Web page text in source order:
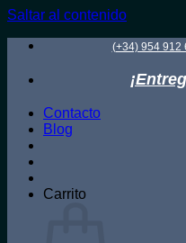
Saltar al contenido
(+34) 954 912
Contacto
Blog
Carrito